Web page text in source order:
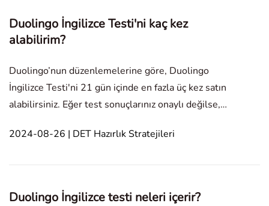
Duolingo İngilizce Testi'ni kaç kez
alabilirim?
Duolingo’nun düzenlemelerine göre, Duolingo
İngilizce Testi'ni 21 gün içinde en fazla üç kez satın
alabilirsiniz. Eğer test sonuçlarınız onaylı değilse,
limiti olarak sayılmaz. Ayrıca, her test alımında üç
2024-08-26 | DET Hazırlık Stratejileri
Duolingo İngilizce testi neleri içerir?